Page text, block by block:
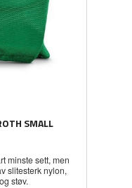
SMALL
minste sett, men
slitesterk nylon,
støv.